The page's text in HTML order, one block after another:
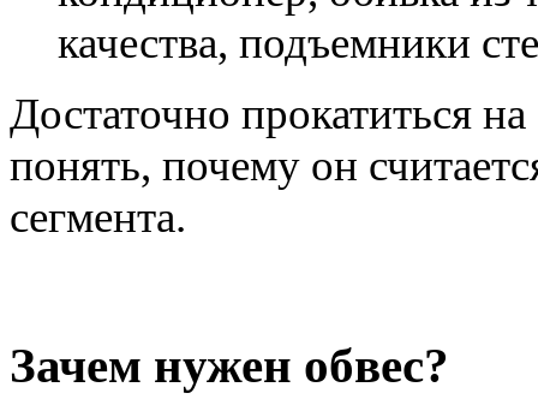
качества, подъемники
Достаточно прокатиться
понять, почему он
сегмента.
Зачем нужен обвес?